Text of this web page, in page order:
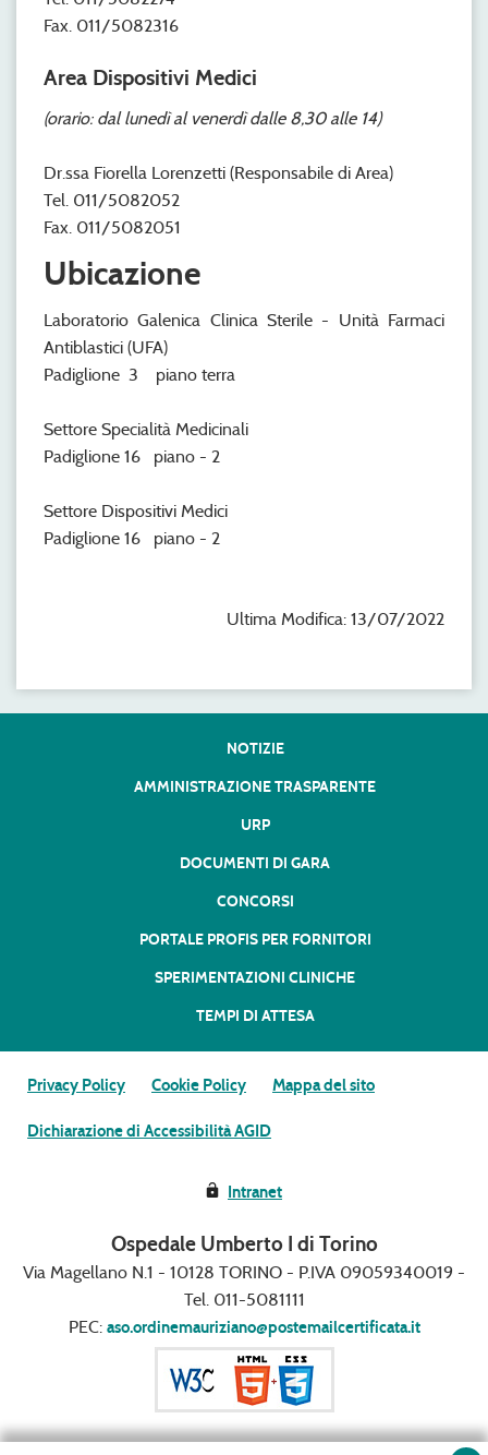
Fax. 011/5082316
Area Dispositivi Medici
(orario: dal lunedì al venerdì dalle 8,30 alle 14)
Dr.ssa Fiorella Lorenzetti (Responsabile di Area)
Tel. 011/5082052
Fax. 011/5082051
Ubicazione
Laboratorio Galenica Clinica Sterile - Unità Farmaci
Antiblastici (UFA)
Padiglione 3 piano terra
Settore Specialità Medicinali
Padiglione 16 piano - 2
Settore Dispositivi Medici
Padiglione 16 piano - 2
Ultima Modifica: 13/07/2022
NOTIZIE
AMMINISTRAZIONE TRASPARENTE
URP
DOCUMENTI DI GARA
CONCORSI
PORTALE PROFIS PER FORNITORI
SPERIMENTAZIONI CLINICHE
TEMPI DI ATTESA
Privacy Policy Cookie Policy Mappa del sito
Dichiarazione di Accessibilità AGID
Intranet
Ospedale Umberto I di Torino
Via Magellano N.1 - 10128 TORINO - P.IVA 09059340019 -
Tel. 011-5081111
PEC: aso.ordinemauriziano@postemailcertificata.it